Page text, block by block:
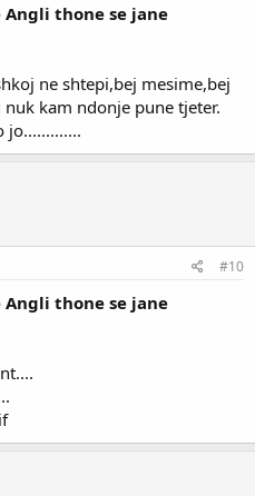
thone se jane
ne shtepi,bej mesime,bej
kam ndonje pune tjeter.
#10
thone se jane